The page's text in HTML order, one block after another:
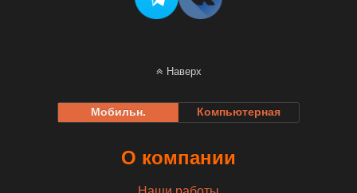
Наверх
Мобильн. Компьютерная
О компании